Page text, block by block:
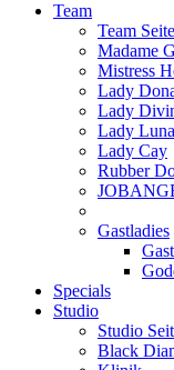
Team
Team Seite
Madame
Mistress
Lady
Lady
Lady
Lady Cay
Rubber
Gastladies
Specials
Studio
Studio
Black